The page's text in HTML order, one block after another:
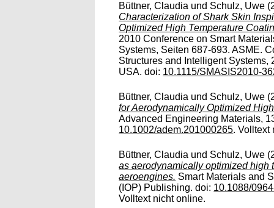
Büttner, Claudia und Schulz, Uwe
Characterization of Shark Skin
Optimized High Temperature
2010 Conference on Smart
Systems, Seiten 687-693. ASME.
Structures and Intelligent
USA. doi: 10.1115/SMASIS2010-
Büttner, Claudia und Schulz, Uwe
for Aerodynamically Optimized
Advanced Engineering Materials,
10.1002/adem.201000265. Volltext
Büttner, Claudia und Schulz, Uwe
as aerodynamically optimized high
aeroengines. Smart Materials and
(IOP) Publishing. doi: 10.1088/
Volltext nicht online.